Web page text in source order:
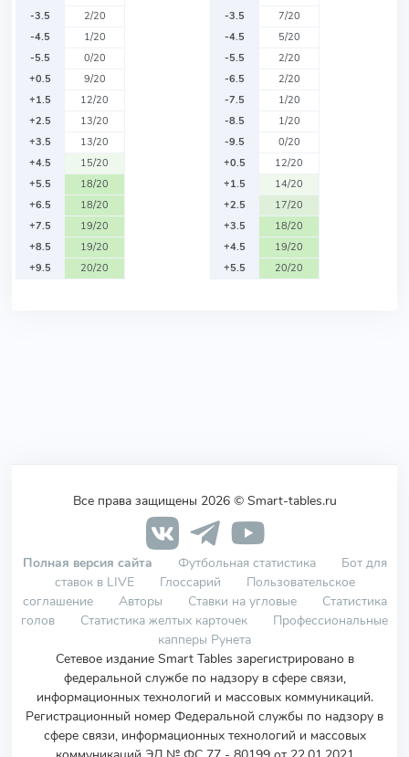
-3.5
2/20
-4.5
1/20
-5.5
0/20
+0.5
9/20
+1.5
12/20
+2.5
13/20
+3.5
13/20
+4.5
15/20
+5.5
18/20
+6.5
18/20
+7.5
19/20
+8.5
19/20
+9.5
20/20
-3.5
7/20
-4.5
5/20
-5.5
2/20
-6.5
2/20
-7.5
1/20
-8.5
1/20
-9.5
0/20
+0.5
12/20
+1.5
14/20
+2.5
17/20
+3.5
18/20
+4.5
19/20
+5.5
20/20
Все права защищены 2026 © Smart-tables.ru
Полная версия сайта Футбольная статистика
Бот для
ставок в LIVE
Глоссарий
Пользовательское
соглашение
Авторы Ставки на угловые
Статистика
голов
Статистика желтых карточек
Профессиональные
капперы Рунета
Сетевое издание Smart Tables зарегистрировано в
федеральной службе по надзору в сфере связи,
информационных технологий и массовых коммуникаций.
Регистрационный номер Федеральной службы по надзору в
сфере связи, информационных технологий и массовых